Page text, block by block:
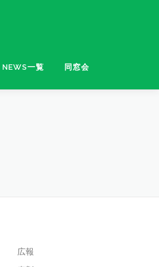
NEWS一覧 同窓会
広報